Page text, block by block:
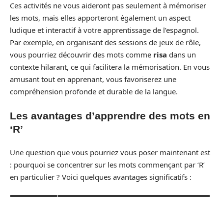
Ces activités ne vous aideront pas seulement à mémoriser
les mots, mais elles apporteront également un aspect
ludique et interactif à votre apprentissage de l’espagnol.
Par exemple, en organisant des sessions de jeux de rôle,
vous pourriez découvrir des mots comme risa dans un
contexte hilarant, ce qui facilitera la mémorisation. En vous
amusant tout en apprenant, vous favoriserez une
compréhension profonde et durable de la langue.
Les avantages d’apprendre des mots en
‘R’
Une question que vous pourriez vous poser maintenant est
: pourquoi se concentrer sur les mots commençant par ‘R’
en particulier ? Voici quelques avantages significatifs :